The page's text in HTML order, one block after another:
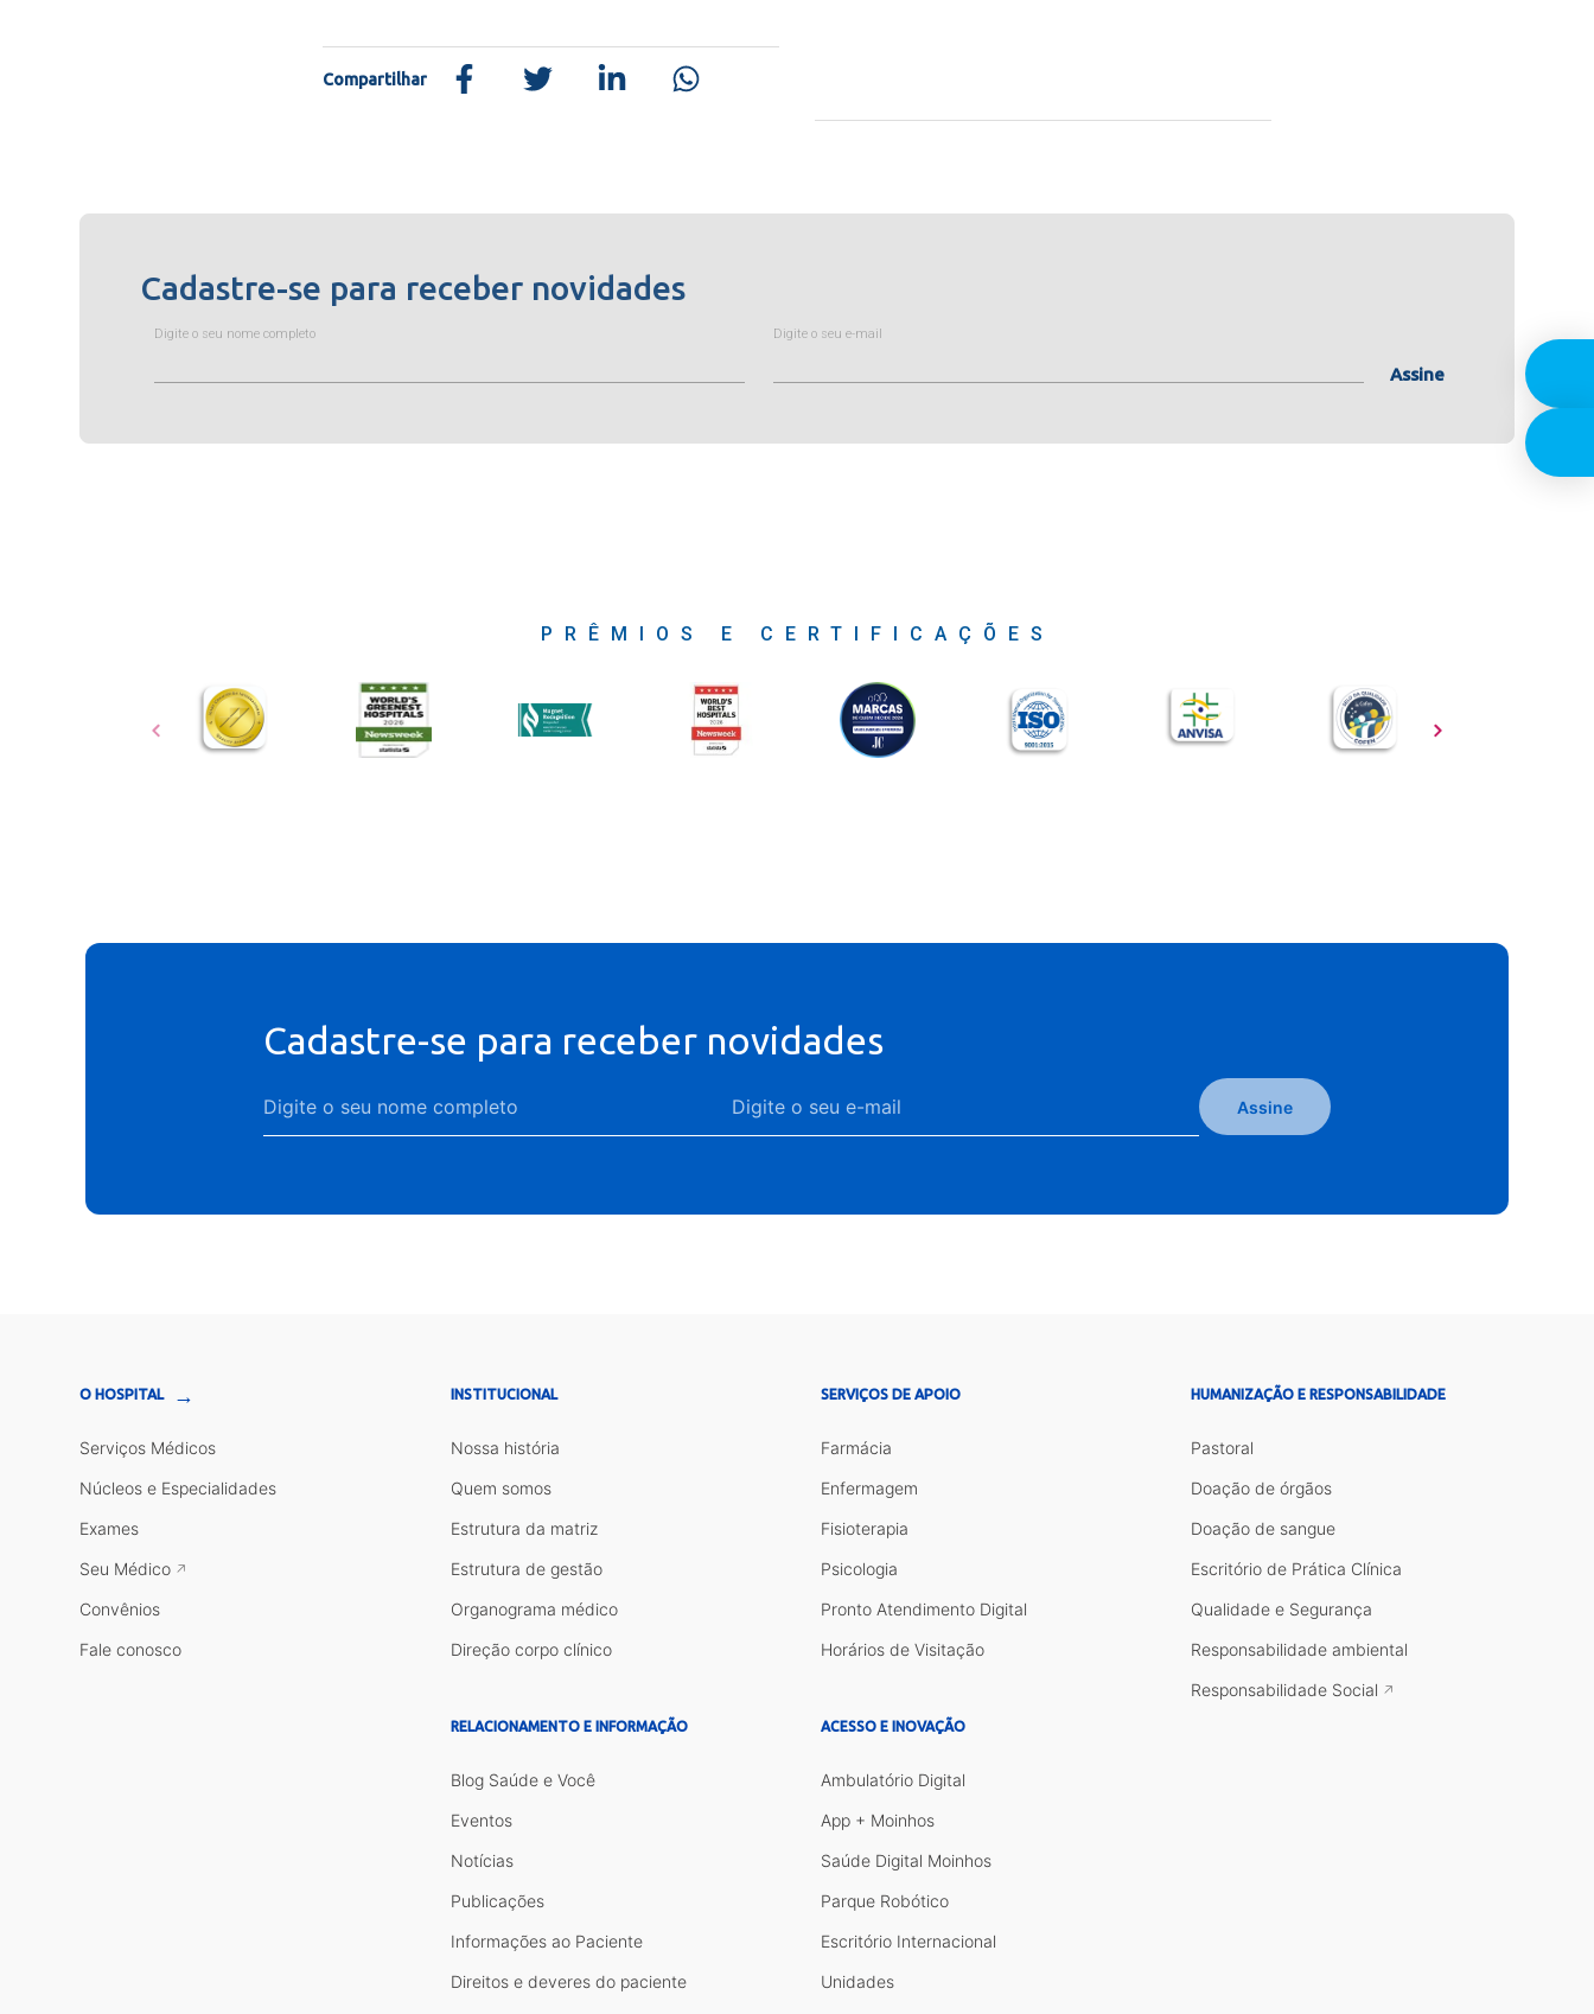
Compartilhar
Cadastre-se para receber novidades
Digite o seu nome completo Digite o seu e-mail
Assine
PRÊMIOS E CERTIFICAÇÕES
Cadastre-se para receber novidades
Assine
O HOSPITAL →
Serviços Médicos
Núcleos e Especialidades
Exames
Seu Médico
Convênios
Fale conosco
INSTITUCIONAL
Nossa história
Quem somos
Estrutura da matriz
Estrutura de gestão
Organograma médico
Direção corpo clínico
RELACIONAMENTO E INFORMAÇÃO
Blog Saúde e Você
Eventos
Notícias
Publicações
Informações ao Paciente
Direitos e deveres do paciente
SERVIÇOS DE APOIO
Farmácia
Enfermagem
Fisioterapia
Psicologia
Pronto Atendimento Digital
Horários de Visitação
ACESSO E INOVAÇÃO
Ambulatório Digital
App + Moinhos
Saúde Digital Moinhos
Parque Robótico
Escritório Internacional
Unidades
HUMANIZAÇÃO E RESPONSABILIDADE
Pastoral
Doação de órgãos
Doação de sangue
Escritório de Prática Clínica
Qualidade e Segurança
Responsabilidade ambiental
Responsabilidade Social